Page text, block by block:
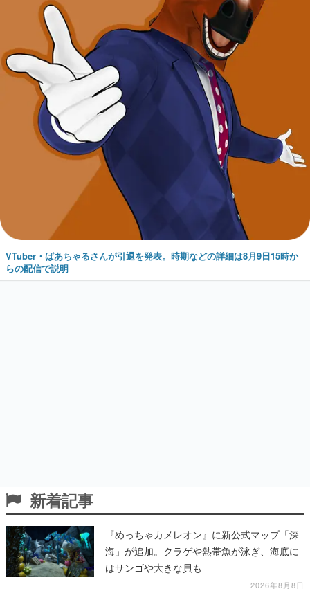
VTuber・ばあちゃるさんが引退を発表。時期などの詳細は8月9日15時か
らの配信で説明
新着記事
『めっちゃカメレオン』に新公式マップ「深
海」が追加。クラゲや熱帯魚が泳ぎ、海底に
はサンゴや大きな貝も
2026年8月8日